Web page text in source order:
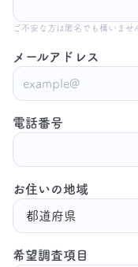
ご不安な方は匿名でも構いませ
メールアドレス
電話番号
お住いの地域
希望調査項目